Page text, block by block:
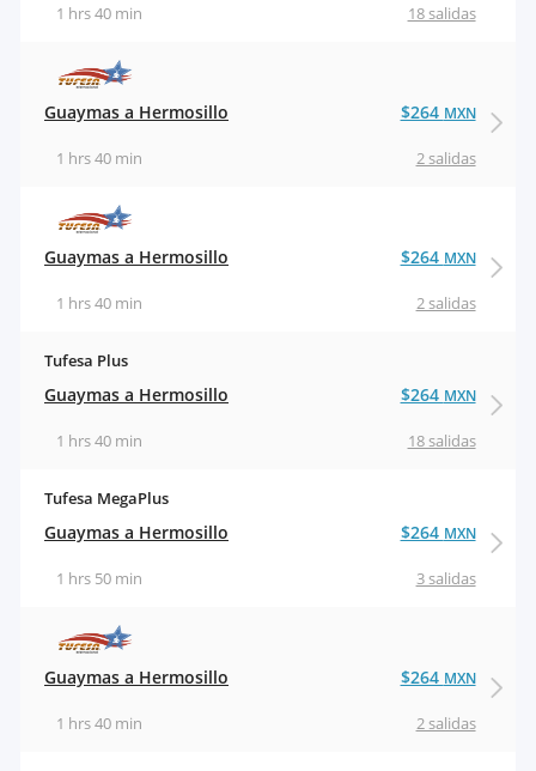
18 salidas
1 hrs 40 min
Guaymas a Hermosillo
2 salidas
1 hrs 40 min
$264 MXN
Guaymas a Hermosillo
2 salidas
1 hrs 40 min
$264 MXN
Tufesa Plus
Guaymas a Hermosillo
18 salidas
1 hrs 40 min
$264 MXN
Tufesa MegaPlus
Guaymas a Hermosillo
3 salidas
1 hrs 50 min
$264 MXN
Guaymas a Hermosillo
2 salidas
1 hrs 40 min
$264 MXN